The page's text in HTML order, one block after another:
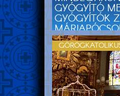
GYÓGYÍTÓ
GYÓGYÍTÓK